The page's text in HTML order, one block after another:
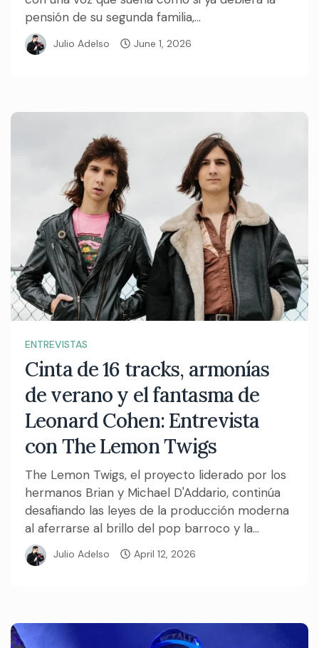
pensión de su segunda familia,...
Julio Adelso June 1, 2026
ENTREVISTAS
Cinta de 16 tracks, armonías
de verano y el fantasma de
Leonard Cohen: Entrevista
con The Lemon Twigs
The Lemon Twigs, el proyecto liderado por los
hermanos Brian y Michael D'Addario, continúa
desafiando las leyes de la producción moderna
al aferrarse al brillo del pop barroco y la...
Julio Adelso April 12, 2026